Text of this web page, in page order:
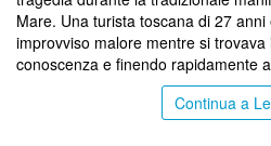
Mare. Una turista toscana di 27
improvviso malore mentre si
conoscenza e finendo rapidamente
Continua a